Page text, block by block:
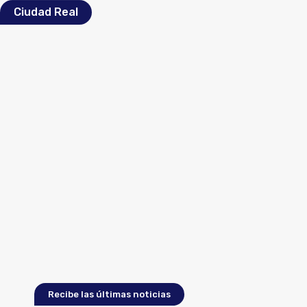
Ciudad Real
Recibe las últimas noticias